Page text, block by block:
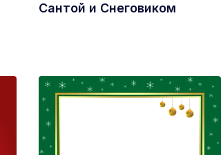
Сантой и Снеговиком